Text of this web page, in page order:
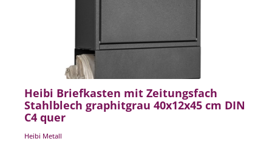
Heibi Briefkasten mit Zeitungsfach
Stahlblech graphitgrau 40x12x45 cm DIN
C4 quer
Heibi Metall